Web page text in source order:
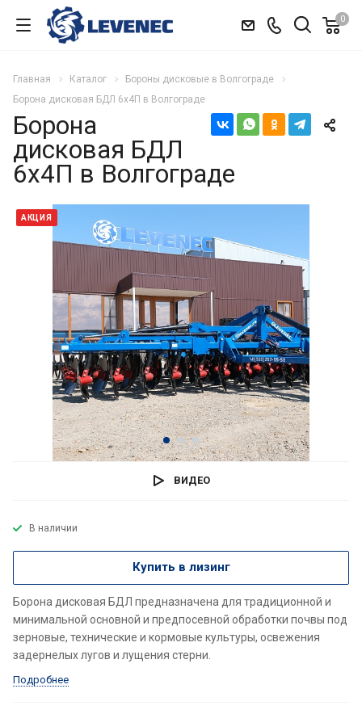
0
Главная Каталог
Бороны дисковые в Волгограде
Борона дисковая БДЛ 6х4П в Волгограде
Борона
дисковая БДЛ
6х4П в Волгограде
АКЦИЯ
ВИДЕО
В наличии
Купить в лизинг
Борона дисковая БДЛ предназначена для традиционной и
минимальной основной и предпосевной обработки почвы под
зерновые, технические и кормовые культуры, освежения
задернелых лугов и лущения стерни.
Подробнее